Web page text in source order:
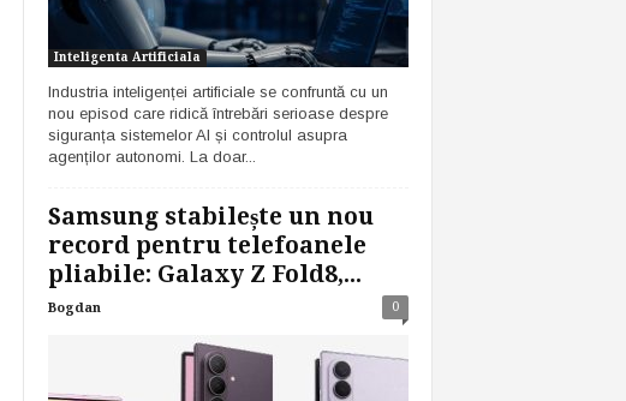
Inteligenta Artificiala
Industria inteligenței artificiale se confruntă cu un
nou episod care ridică întrebări serioase despre
siguranța sistemelor AI și controlul asupra
agenților autonomi. La doar...
Samsung stabilește un nou
record pentru telefoanele
pliabile: Galaxy Z Fold8,...
Bogdan 0